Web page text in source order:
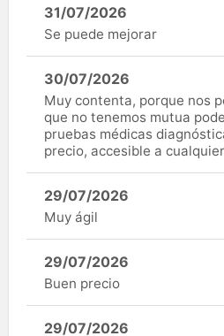
31/07/2026
Se puede mejorar
30/07/2026
Muy contenta, porque nos
que no tenemos mutua
pruebas médicas
precio, accesible a
29/07/2026
Muy ágil
29/07/2026
Buen precio
29/07/2026